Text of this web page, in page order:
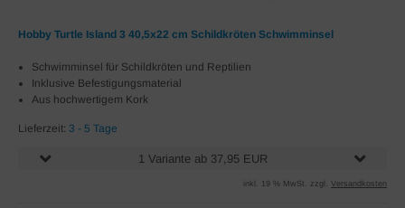
Hobby Turtle Island 3 40,5x22 cm Schildkröten Schwimminsel
Schwimminsel für Schildkröten und Reptilien
Inklusive Befestigungsmaterial
Aus hochwertigem Kork
Lieferzeit: 3 - 5 Tage
1 Variante ab 37,95 EUR
inkl. 19 % MwSt. zzgl. Versandkosten